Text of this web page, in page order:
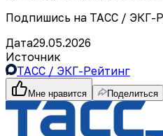
Подпишись на ТАСС / ЭКГ-
Дата29.05.2026
Источник
ТАСС / ЭКГ-Рейтинг
Мне нравится Поделиться